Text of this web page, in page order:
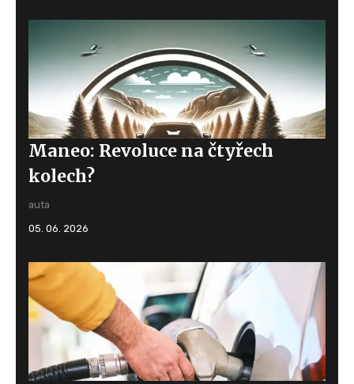
Maneo: Revoluce na čtyřech
kolech?
auta
05. 06. 2026